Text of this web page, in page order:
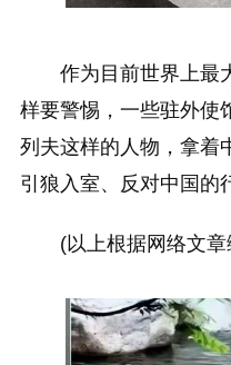
作为目前世界上最
样要警惕，一些驻外使
列夫这样的人物，拿着
引狼入室、反对中国的
(以上根据网络文